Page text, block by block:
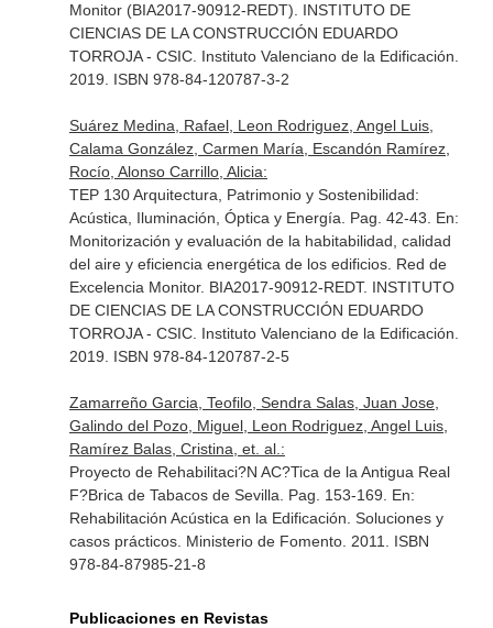
Monitor (BIA2017-90912-REDT). INSTITUTO DE
CIENCIAS DE LA CONSTRUCCIÓN EDUARDO
TORROJA - CSIC. Instituto Valenciano de la Edificación.
2019. ISBN 978-84-120787-3-2
Suárez Medina, Rafael, Leon Rodriguez, Angel Luis,
Calama González, Carmen María, Escandón Ramírez,
Rocío, Alonso Carrillo, Alicia:
TEP 130 Arquitectura, Patrimonio y Sostenibilidad:
Acústica, Iluminación, Óptica y Energía. Pag. 42-43. En:
Monitorización y evaluación de la habitabilidad, calidad
del aire y eficiencia energética de los edificios. Red de
Excelencia Monitor. BIA2017-90912-REDT. INSTITUTO
DE CIENCIAS DE LA CONSTRUCCIÓN EDUARDO
TORROJA - CSIC. Instituto Valenciano de la Edificación.
2019. ISBN 978-84-120787-2-5
Zamarreño Garcia, Teofilo, Sendra Salas, Juan Jose,
Galindo del Pozo, Miguel, Leon Rodriguez, Angel Luis,
Ramírez Balas, Cristina, et. al.:
Proyecto de Rehabilitaci?N AC?Tica de la Antigua Real
F?Brica de Tabacos de Sevilla. Pag. 153-169. En:
Rehabilitación Acústica en la Edificación. Soluciones y
casos prácticos. Ministerio de Fomento. 2011. ISBN
978-84-87985-21-8
Publicaciones en Revistas